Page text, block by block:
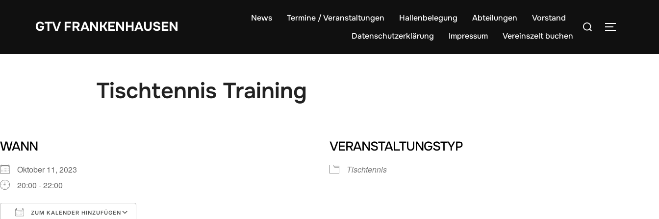
GTV FRANKENHAUSEN
News Termine / Veranstaltungen Hallenbelegung Abteilungen
Vorstand
Datenschutzerklärung
Impressum Vereinszelt buchen
Suchen
Tischtennis Training
WANN
Oktober 11, 2023
20:00 - 22:00
ZUM KALENDER HINZUFÜGEN
VERANSTALTUNGSTYP
Tischtennis